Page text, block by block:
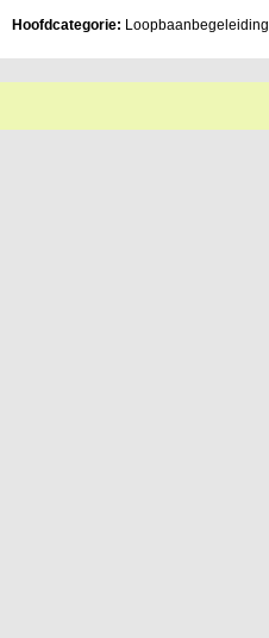
Hoofdcategorie: Loopbaanbegeleiding